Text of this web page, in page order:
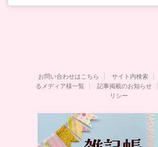
お問い合わせはこちら サイト内検索
るメディア様一覧
記事掲載のお知らせ
リシー